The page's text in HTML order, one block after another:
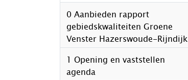
0 Aanbieden rapport
gebiedskwaliteiten Groene
Venster Hazerswoude-Rijndijk
1 Opening en vaststellen
agenda